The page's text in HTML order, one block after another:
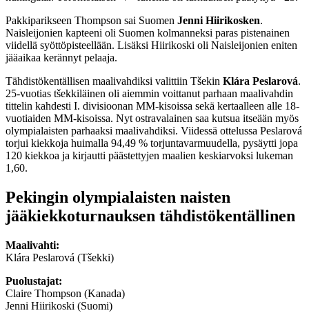
Pakkiparikseen Thompson sai Suomen Jenni Hiirikosken.
Naisleijonien kapteeni oli Suomen kolmanneksi paras pistenainen
viidellä syöttöpisteellään. Lisäksi Hiirikoski oli Naisleijonien eniten
jääaikaa kerännyt pelaaja.
Tähdistökentällisen maalivahdiksi valittiin Tšekin Klára Peslarová.
25-vuotias tšekkiläinen oli aiemmin voittanut parhaan maalivahdin
tittelin kahdesti I. divisioonan MM-kisoissa sekä kertaalleen alle 18-
vuotiaiden MM-kisoissa. Nyt ostravalainen saa kutsua itseään myös
olympialaisten parhaaksi maalivahdiksi. Viidessä ottelussa Peslarová
torjui kiekkoja huimalla 94,49 % torjuntavarmuudella, pysäytti jopa
120 kiekkoa ja kirjautti päästettyjen maalien keskiarvoksi lukeman
1,60.
Pekingin olympialaisten naisten
jääkiekkoturnauksen tähdistökentällinen
Maalivahti:
Klára Peslarová (Tšekki)
Puolustajat:
Claire Thompson (Kanada)
Jenni Hiirikoski (Suomi)